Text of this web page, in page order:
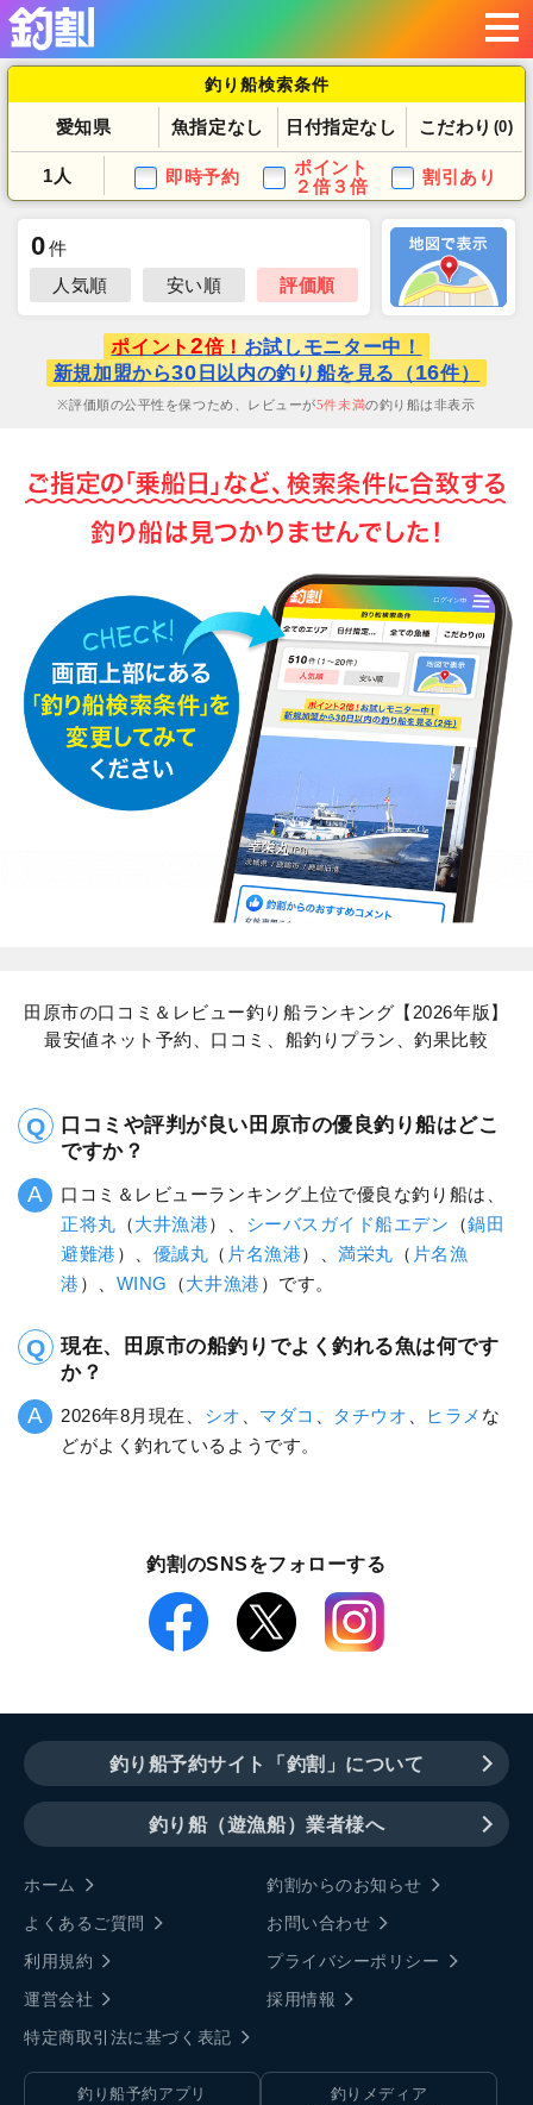
釣り船検索条件
愛知県 魚指定なし 日付指定なし こだわり (0)
1人 即時予約
ポイント
２倍３倍
割引あり
0件
人気順
安い順 評価順
ポイント 2倍！ お試しモニター中！
新規加盟から30 日以内の釣り船を見る（16件）
評価順の公平性を保つため、レビューが5件未満の釣り船は非表示
田原市の口コミ＆レビュー釣り船ランキング【2026年版】
最安値ネット予約、口コミ、船釣りプラン、釣果比較
口コミや評判が良い田原市の優良釣り船はどこ
ですか？
口コミ＆レビューランキング上位で優良な釣り船は、
正将丸 （大井漁港）、 シーバスガイド船エデン （鍋田
避難港 ）、 優誠丸 （ 片名漁港）、満栄丸 （ 片名漁
港 ）、 WING （大井漁港 ）です。
現在、田原市の船釣りでよく釣れる魚は何です
か？
2026年8月現在、 シオ マダコ タチウオ ヒラメ な
どがよく釣れているようです。
釣割のSNSをフォローする
釣り船予約サイト「釣割」について
釣り船（遊漁船）業者様へ
ホーム
釣割からのお知らせ
よくあるご質問
お問い合わせ
利用規約
プライバシーポリシー
運営会社
採用情報
特定商取引法に基づく表記
釣り船予約アプリ
釣りメディア